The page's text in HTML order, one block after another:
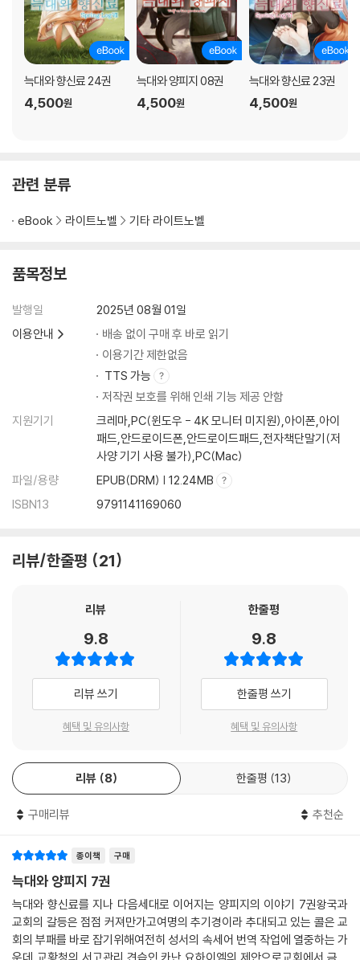
늑대와 향신료 24권
4,500원
늑대와 양피지 08권
4,500원
늑대와 향신료 23권
4,500원
관련 분류
eBook 라이트노벨 기타 라이트노벨
품목정보
발행일
2025년 08월 01일
이용안내
배송 없이 구매 후 바로 읽기
이용기간 제한없음
TTS 가능
저작권 보호를 위해 인쇄 기능 제공 안함
지원기기
크레마,PC(윈도우 - 4K 모니터 미지원),아이폰,아이
패드,안드로이드폰,안드로이드패드,전자책단말기(저
사양 기기 사용 불가),PC(Mac)
파일/용량
EPUB(DRM) | 12.24MB
ISBN13
9791141169060
리뷰/한줄평 21
리뷰
9.8
리뷰 쓰기
혜택 및 유의사항
한줄평
9.8
한줄평 쓰기
혜택 및 유의사항
리뷰 8 한줄평 13
구매리뷰 추천순
종이책 구매
늑대와 양피지 7권
늑대와 향신료를 지나 다음세대로 이어지는 양피지의 이야기 7권왕국과
교회의 갈등은 점점 커져만가고여명의 추기경이라 추대되고 있는 콜은 교
회의 부패를 바로 잡기위해여전히 성서의 속세어 번역 작업에 열중하는 가